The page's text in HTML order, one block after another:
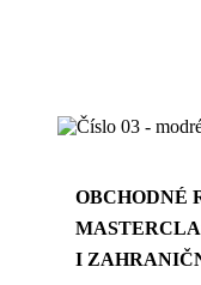
OBCHODNÉ
I